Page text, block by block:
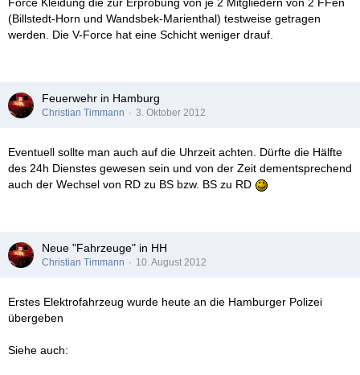
(Billstedt-Horn und Wandsbek-Marienthal) testweise getragen
werden. Die V-Force hat eine Schicht weniger drauf.
Feuerwehr in Hamburg
Christian Timmann 3. Oktober 2012
Eventuell sollte man auch auf die Uhrzeit achten. Dürfte die Hälfte
des 24h Dienstes gewesen sein und von der Zeit dementsprechend
auch der Wechsel von RD zu BS bzw. BS zu RD
Neue "Fahrzeuge" in HH
Christian Timmann 10. August 2012
Erstes Elektrofahrzeug wurde heute an die Hamburger Polizei
übergeben
Siehe auch: